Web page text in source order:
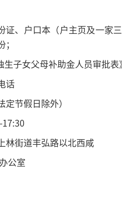
证、户口本（户主页及一家
子女父母补助金人员审批表
话
节假日除外）
林街道丰弘路以北西咸
公室